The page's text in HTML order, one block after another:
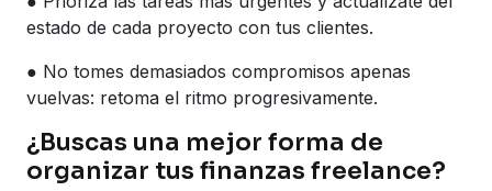
estado de cada proyecto con tus clientes.
● No tomes demasiados compromisos apenas
vuelvas: retoma el ritmo progresivamente.
¿Buscas una mejor forma de
organizar tus finanzas freelance?